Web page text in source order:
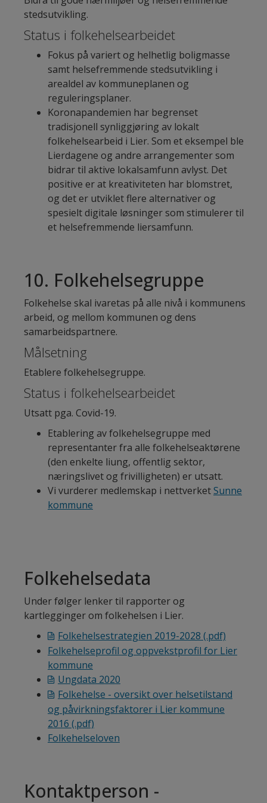
stedsutvikling.
Status i folkehelsearbeidet
Fokus på variert og helhetlig boligmasse
samt helsefremmende stedsutvikling i
arealdel av kommuneplanen og
reguleringsplaner.
Koronapandemien har begrenset
tradisjonell synliggjøring av lokalt
folkehelsearbeid i Lier. Som et eksempel ble
Lierdagene og andre arrangementer som
bidrar til aktive lokalsamfunn avlyst. Det
positive er at kreativiteten har blomstret,
og det er utviklet flere alternativer og
spesielt digitale løsninger som stimulerer til
et helsefremmende liersamfunn.
10. Folkehelsegruppe
Folkehelse skal ivaretas på alle nivå i kommunens
arbeid, og mellom kommunen og dens
samarbeidspartnere.
Målsetning
Etablere folkehelsegruppe.
Status i folkehelsearbeidet
Utsatt pga. Covid-19.
Etablering av folkehelsegruppe med
representanter fra alle folkehelseaktørene
(den enkelte liung, offentlig sektor,
næringslivet og frivilligheten) er utsatt.
Vi vurderer medlemskap i nettverketSunne
kommune
Folkehelsedata
Under følger lenker til rapporter og
kartlegginger om folkehelsen i Lier.
Folkehelsestrategien 2019-2028 (.pdf)
Folkehelseprofil og oppvekstprofil for Lier
kommune
Ungdata 2020
Folkehelse - oversikt over helsetilstand
og påvirkningsfaktorer i Lier kommune
2016 (.pdf)
Folkehelseloven
Kontaktperson -